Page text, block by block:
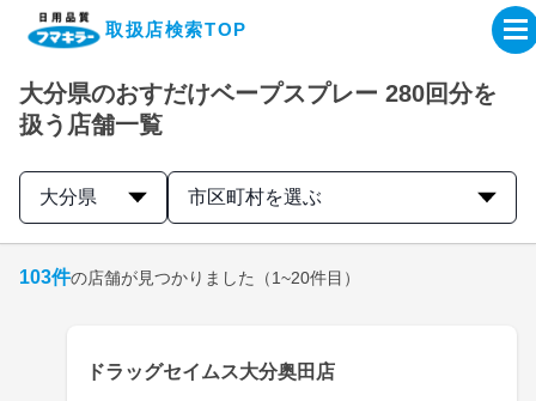
取扱店検索TOP
企業・IR情報サイト
製品情報サイト
取扱店検索はこちら
大分県のおすだけベープスプレー 280回分を
扱う店舗一覧
大分県 市区町村を選ぶ
103件の店舗が見つかりました （1~20件目）
ドラッグセイムス大分奥田店